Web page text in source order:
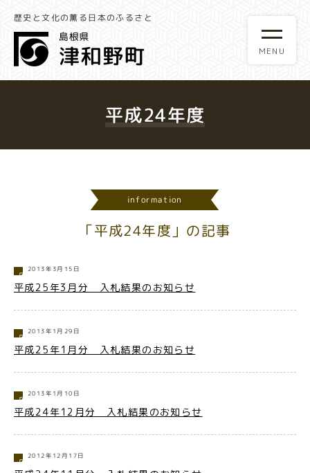
歴史と文化の薫る日本のふるさと
平成24年度
information
「平成24年度」の記事
2013年3月15日
平成25年3月分 入札結果のお知らせ
2013年1月29日
平成25年1月分 入札結果のお知らせ
2013年1月10日
平成24年12月分 入札結果のお知らせ
2012年12月17日